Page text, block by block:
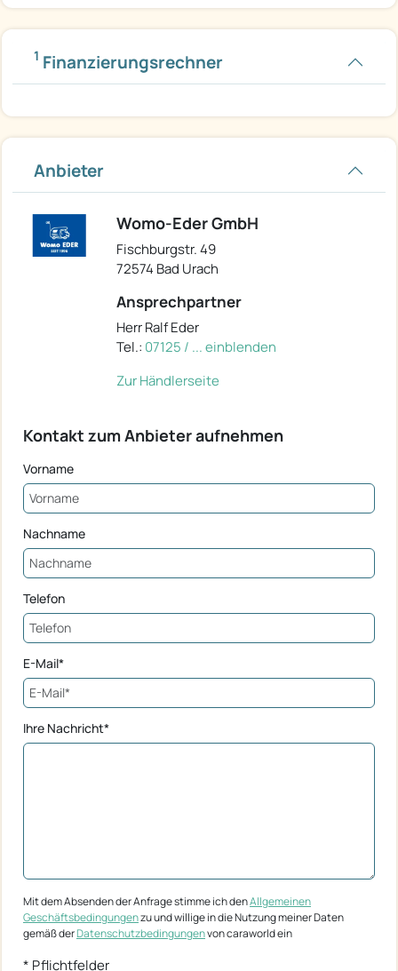
1 Finanzierungsrechner
Anbieter
Womo-Eder GmbH
Fischburgstr. 49
72574 Bad Urach
Ansprechpartner
Herr Ralf Eder
Tel.: 07125 / ... einblenden
Zur Händlerseite
Kontakt zum Anbieter aufnehmen
Vorname
Nachname
Telefon
E-Mail*
Ihre Nachricht*
Mit dem Absenden der Anfrage stimme ich denAllgemeinen
Geschäftsbedingungenzu und willige in die Nutzung meiner Daten
gemäß derDatenschutzbedingungenvon caraworld ein
* Pflichtfelder